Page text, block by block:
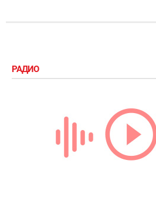
РАДИО